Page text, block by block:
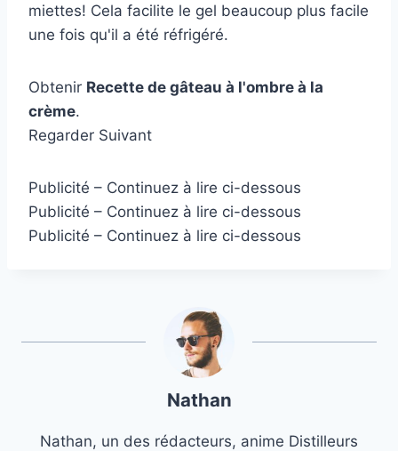
miettes! Cela facilite le gel beaucoup plus facile
une fois qu'il a été réfrigéré.
Obtenir Recette de gâteau à l'ombre à la
crème.
Regarder Suivant
Publicité – Continuez à lire ci-dessous
Publicité – Continuez à lire ci-dessous
Publicité – Continuez à lire ci-dessous
Nathan
Nathan, un des rédacteurs, anime Distilleurs